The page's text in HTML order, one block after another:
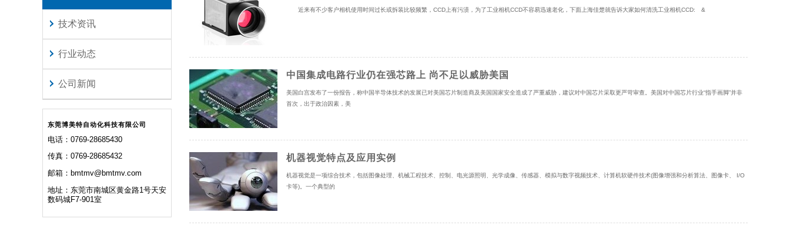
技术资讯
行业动态
公司新闻
东莞博美特自动化科技有限公司
电话：0769-28685430
传真：0769-28685432
邮箱：bmtmv@bmtmv.com
地址：东莞市南城区黄金路1号天安
数码城F7-901室
近来有不少客户相机使用时间过长或拆装比较频繁，CCD上有污渍，为了工业相机CCD不容易迅速老化，下面上海佳楚就告诉大家如何清洗工业相机CCD: &
中国集成电路行业仍在强芯路上 尚不足以威胁美国
美国白宫发布了一份报告，称中国半导体技术的发展已对美国芯片制造商及美国国家安全造成了严重威胁，建议对中国芯片采取更严苛审查。美国对中国芯片行业“指手画脚”并非
首次，出于政治因素，美
机器视觉特点及应用实例
机器视觉是一项综合技术，包括图像处理、机械工程技术、控制、电光源照明、光学成像、传感器、模拟与数字视频技术、计算机软硬件技术(图像增强和分析算法、图像卡、 I/O
卡等)。一个典型的